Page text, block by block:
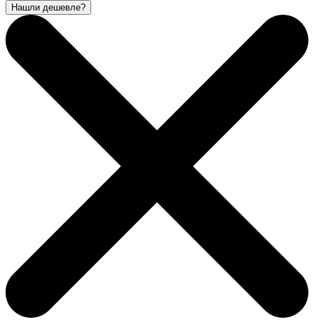
Нашли дешевле?